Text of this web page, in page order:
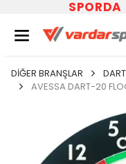
SPORDA
DİĞER BRANŞLAR
DART
AVESSA DART-20